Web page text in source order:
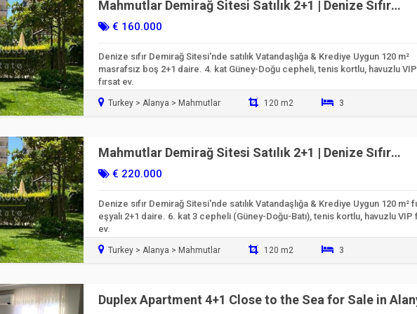
Mahmutlar Demirağ Sitesi Satılık 2+1 | Denize Sıfır
Vatandaşlığa Uygun
€ 160.000
Denize sıfır Demirağ Sitesi'nde satılık Vatandaşlığa & Krediye Uygun 120 m²
masrafsız boş 2+1 daire. 4. kat Güney-Doğu cepheli, tenis kortlu, havuzlu VIP
fırsat ev.
Turkey > Alanya > Mahmutlar 120 m2 3
Mahmutlar Demirağ Sitesi Satılık 2+1 | Denize Sıfır
Vatandaşlığa Uygun
€ 220.000
Denize sıfır Demirağ Sitesi'nde satılık Vatandaşlığa & Krediye Uygun 120 m²
eşyalı 2+1 daire. 6. kat 3 cepheli (Güney-Doğu-Batı), tenis kortlu, havuzlu VIP
ev.
Turkey > Alanya > Mahmutlar 120 m2 3
Duplex Apartment 4+1 Close to the Sea for Sale in